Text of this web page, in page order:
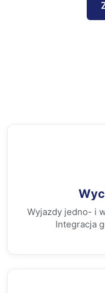
Wyjazdy jedno- i
Integracja